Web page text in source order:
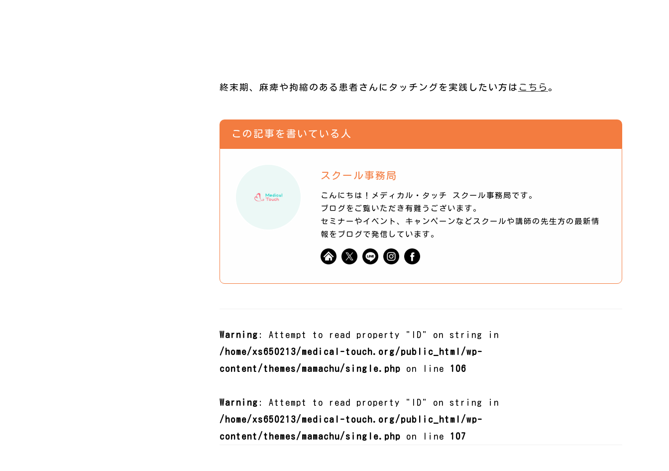
終末期、麻痺や拘縮のある患者さんにタッチングを実践したい方は こちら 。
この記事を書いている人
スクール事務局
こんにちは！メディカル・タッチ スクール事務局です。
ブログをご覧いただき有難うございます。
セミナーやイベント、キャンペーンなどスクールや講師の先生方の最新情
報をブログで発信しています。
Warning : Attempt to read property "ID" on string in
/home/xs650213/medical-touch.org/public_html/wp-
content/themes/mamachu/single.php on line 106
Warning : Attempt to read property "ID" on string in
/home/xs650213/medical-touch.org/public_html/wp-
content/themes/mamachu/single.php on line 107